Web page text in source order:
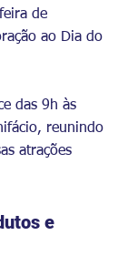
de
ao Dia do
das 9h às
reunindo
atrações
e